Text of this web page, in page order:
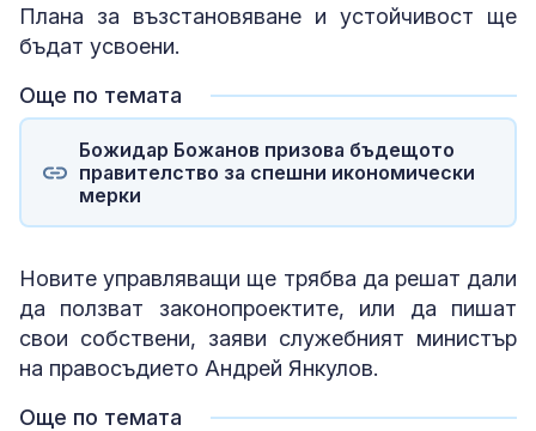
Плана за възстановяване и устойчивост ще
бъдат усвоени.
Още по темата
Божидар Божанов призова бъдещото
правителство за спешни икономически
мерки
Новите управляващи ще трябва да решат дали
да ползват законопроектите, или да пишат
свои собствени, заяви служебният министър
на правосъдието Андрей Янкулов.
Още по темата